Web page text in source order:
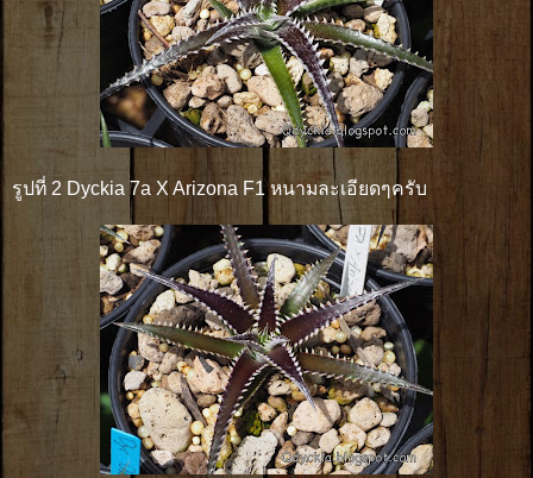
รูปที่ 2 Dyckia 7a X Arizona F1 หนามละเอียดๆครับ